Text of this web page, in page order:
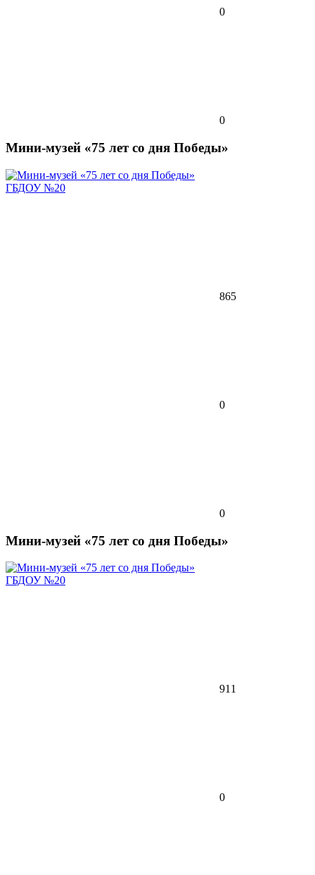
0
0
Мини-музей «75 лет со дня Победы»
ГБДОУ №20
865
0
0
Мини-музей «75 лет со дня Победы»
ГБДОУ №20
911
0